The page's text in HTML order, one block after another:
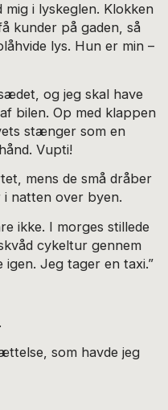
i lyskeglen. Klokken
kunder på gaden, så
lys. Hun er min –
og jeg skal have
bilen. Op med klappen
stænger som en
Vupti!
mens de små dråber
natten over byen.
ikke. I morges stillede
cykeltur gennem
igen. Jeg tager en taxi.”
som havde jeg